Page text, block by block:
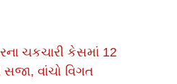
ચકચારી કેસમાં 12
વાંચો વિગત